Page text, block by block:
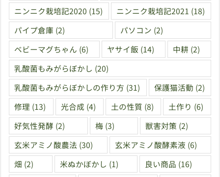
ニンニク栽培記2020 (15) ニンニク栽培記2021 (18)
パイプ倉庫 (2) パソコン (2)
ベビーマグちゃん (6) ヤサイ飯 (14) 中耕 (2)
乳酸菌もみがらぼかし (20)
乳酸菌もみがらぼかしの作り方 (31) 保護猫活動 (2)
修理 (13) 光合成 (4) 土の性質 (8) 土作り (6)
好気性発酵 (2) 梅 (3) 獣害対策 (2)
玄米アミノ酸農法 (30) 玄米アミノ酸酵素液 (6)
畑 (2) 米ぬかぼかし (1) 良い商品 (16)